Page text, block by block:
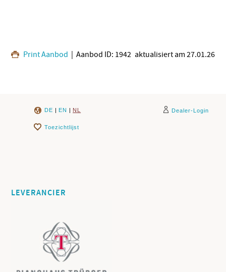
Print Aanbod | Aanbod ID: 1942 aktualisiert am 27.01.26
DE | EN | NL Dealer-Login
Toezichtlijst
LEVERANCIER